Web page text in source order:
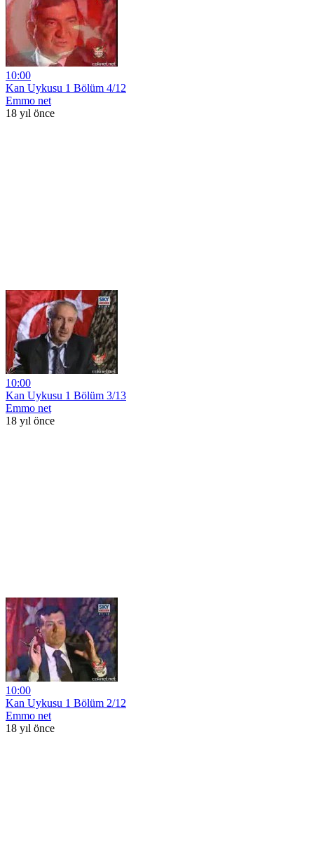
10:00
Kan Uykusu 1 Bölüm 4/12
Emmo net
18 yıl önce
10:00
Kan Uykusu 1 Bölüm 3/13
Emmo net
18 yıl önce
10:00
Kan Uykusu 1 Bölüm 2/12
Emmo net
18 yıl önce